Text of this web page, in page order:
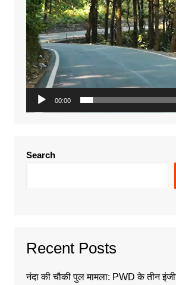
00:00
Search
Recent Posts
नंदा की चौकी पुल मामला: PWD के तीन